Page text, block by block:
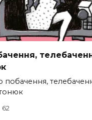
побачення,
62